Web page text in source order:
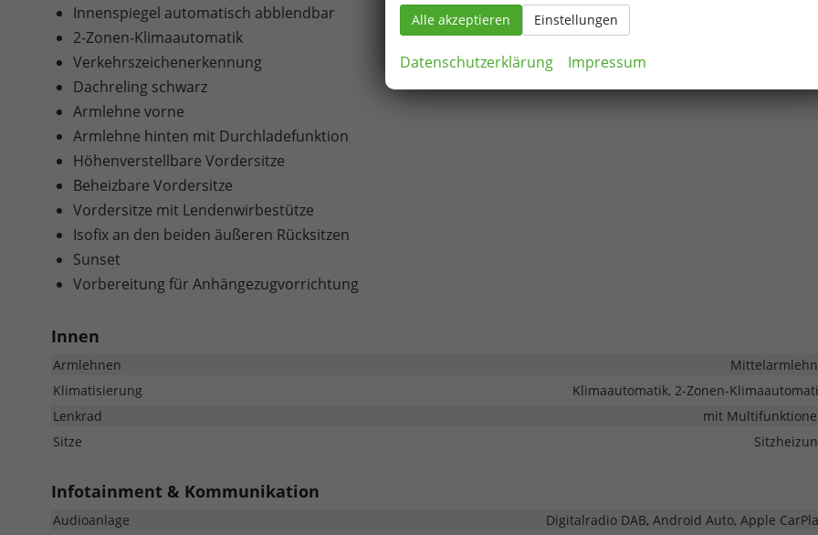
Innenspiegel automatisch abblendbar
2-Zonen-Klimaautomatik
Verkehrszeichenerkennung
Dachreling schwarz
Armlehne vorne
Armlehne hinten mit Durchladefunktion
Höhenverstellbare Vordersitze
Beheizbare Vordersitze
Vordersitze mit Lendenwirbestütze
Isofix an den beiden äußeren Rücksitzen
Sunset
Vorbereitung für Anhängezugvorrichtung
Innen
Armlehnen
Klimatisierung
Klimaautomatik, 2-Zonen-
Lenkrad
mit
Sitze
Infotainment & Kommunikation
Audioanlage
Digitalradio DAB, Android Auto, Apple
Alle akzeptieren Einstellungen
Datenschutzerklärung Impressum